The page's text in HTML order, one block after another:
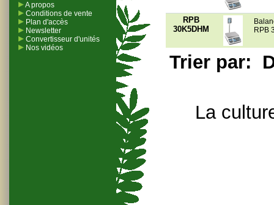
A propos
Conditions de vente
Plan d'accès
Newsletter
Convertisseur d'unités
Nos vidéos
RPB
30K5DHM
RPB
Trier par:
La